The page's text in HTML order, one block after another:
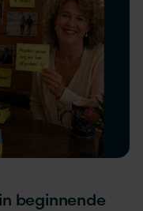
beginnende